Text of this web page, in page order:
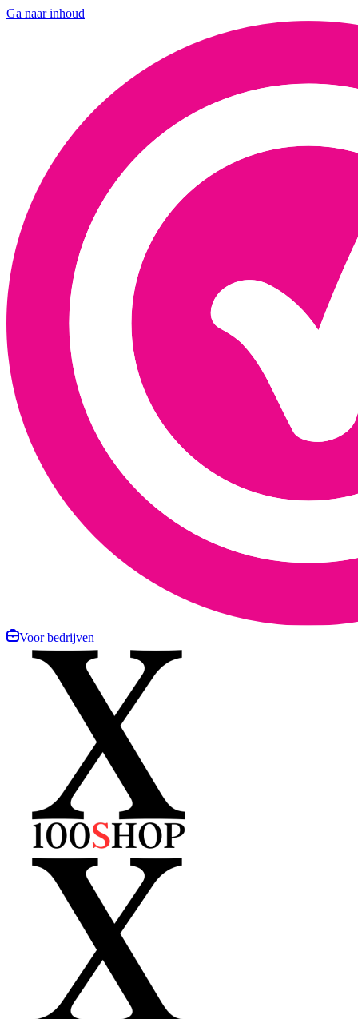
Ga naar inhoud
Voor bedrijven